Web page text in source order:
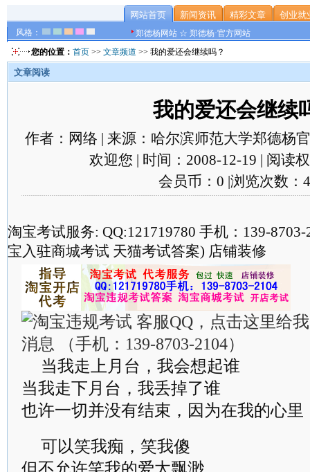
风格：
网站首页 新闻资讯 精彩文章 创业就
郑德杨网站 ☆ 郑德杨·官方网站
您的位置： 首页 >> 文章频道 >> 我的爱还会继续吗？
文章阅读
我的爱还会继续
作者：网络 | 来源：哈尔滨师范大学郑德杨
欢迎您 | 时间：2008-12-19 | 阅读
会员币：0 |浏览次数：
淘宝考试服务: QQ:121719780 手机：139-
宝入驻商城考试 天猫考试答案) 店铺装修
当我走上月台，我会想起谁
当我走下月台，我丢掉了谁
也许一切并没有结束，因为在我的心里
可以笑我痴，笑我傻